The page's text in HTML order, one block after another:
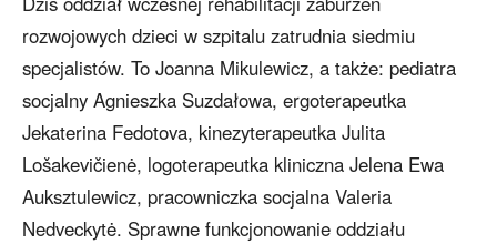
rozwojowych dzieci w szpitalu zatrudnia siedmiu
specjalistów. To Joanna Mikulewicz, a także: pediatra
socjalny Agnieszka Suzdałowa, ergoterapeutka
Jekaterina Fedotova, kinezyterapeutka Julita
Lošakevičienė, logoterapeutka kliniczna Jelena Ewa
Auksztulewicz, pracowniczka socjalna Valeria
Nedveckytė. Sprawne funkcjonowanie oddziału